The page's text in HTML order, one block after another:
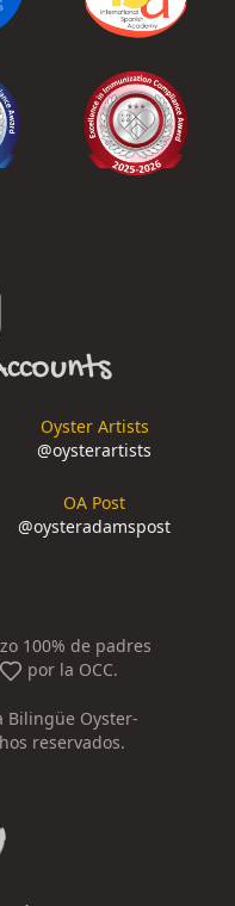
Oyster Artists
@oysterartists
OA Post
@oysteradamspost
100% de padres
por la OCC.
Bilingüe Oyster-
reservados.